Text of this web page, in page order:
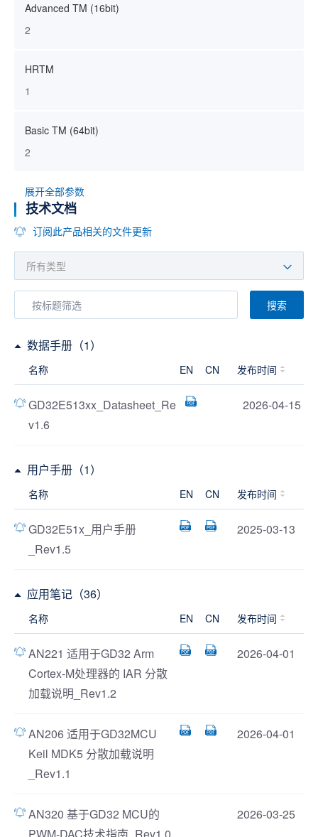
Advanced TM (16bit)
2
HRTM
1
Basic TM (64bit)
2
展开全部参数
技术文档
订阅此产品相关的文件更新
搜索
数据手册（1）
名称 EN CN 发布时间
GD32E513xx_Datasheet_Re
v1.6
2026-04-15
用户手册（1）
名称 EN CN 发布时间
GD32E51x_用户手册
_Rev1.5
2025-03-13
应用笔记（36）
名称 EN CN 发布时间
AN221 适用于GD32 Arm
Cortex-M处理器的 IAR 分散
加载说明_Rev1.2
2026-04-01
AN206 适用于GD32MCU
Keil MDK5 分散加载说明
_Rev1.1
2026-04-01
AN320 基于GD32 MCU的
2026-03-25